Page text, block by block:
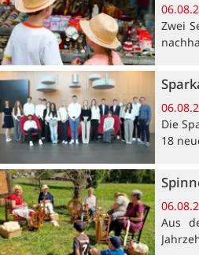
Zwei
Die
18
Aus